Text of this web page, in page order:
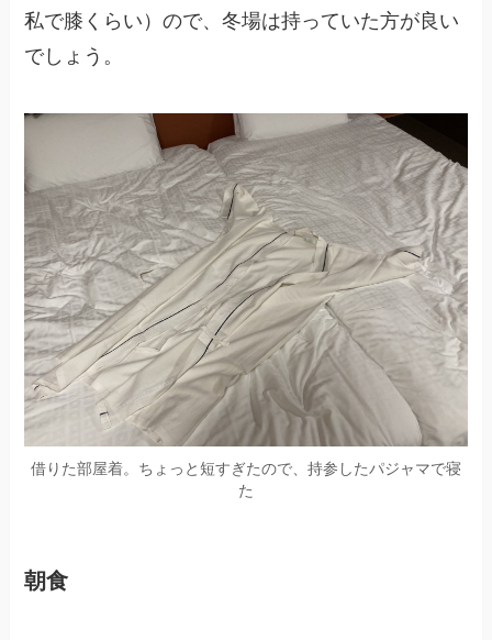
私で膝くらい）ので、冬場は持っていた方が良い
でしょう。
借りた部屋着。ちょっと短すぎたので、持参したパジャマで寝
た
朝食